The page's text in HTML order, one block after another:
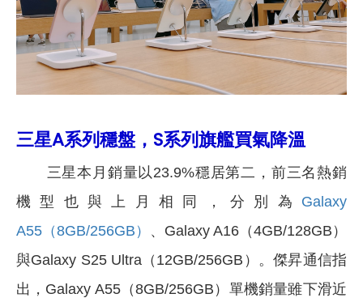
三星A系列穩盤，S系列旗艦買氣降溫
三星本月銷量以23.9%穩居第二，前三名熱銷
機型也與上月相同，分別為 Galaxy
A55（8GB/256GB） 、Galaxy A16（4GB/128GB）
與Galaxy S25 Ultra（12GB/256GB）。傑昇通信指
出，Galaxy A55（8GB/256GB）單機銷量雖下滑近